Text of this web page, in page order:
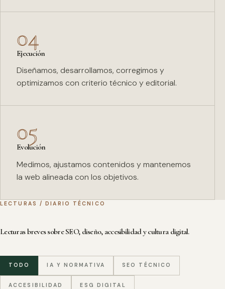
04
Ejecución
Diseñamos, desarrollamos, corregimos y
optimizamos con criterio técnico y editorial.
05
Evolución
Medimos, ajustamos contenidos y mantenemos
la web alineada con los objetivos.
LECTURAS / DIARIO TÉCNICO
Lecturas breves sobre SEO, diseño, accesibilidad y cultura digital.
TODO IA Y NORMATIVA SEO TÉCNICO
ACCESIBILIDAD ESG DIGITAL